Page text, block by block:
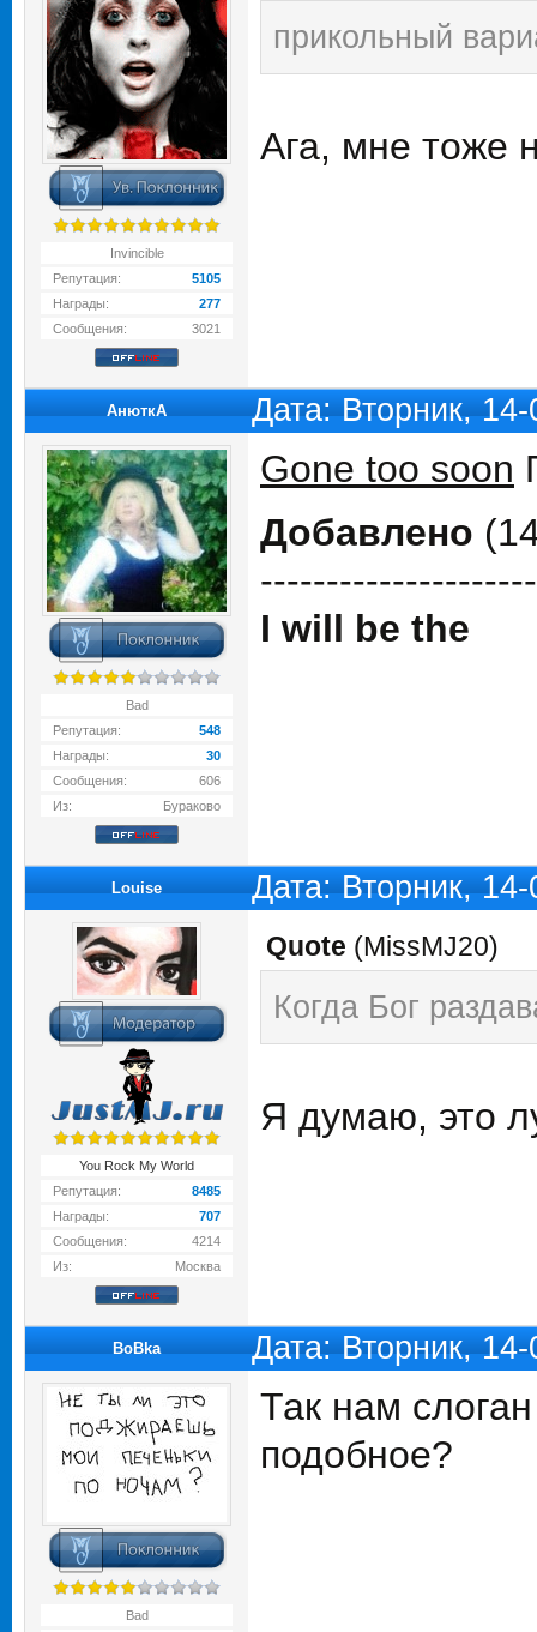
Invincible
Репутация:
5105
Награды:
277
Сообщения:
3021
прикольный
Ага, мне тоже
АнюткA Дата: Вторник,
Bad
Репутация:
548
Награды:
30
Сообщения:
606
Из:
Бураково
Gone too soon
Добавлено
I will be the
Louise Дата: Вторник,
You Rock My World
Репутация:
8485
Награды:
707
Сообщения:
4214
Из:
Москва
Quote (MissMJ20)
Когда Бог
Я думаю, это
BoBka Дата: Вторник,
Bad
Так нам
подобное?